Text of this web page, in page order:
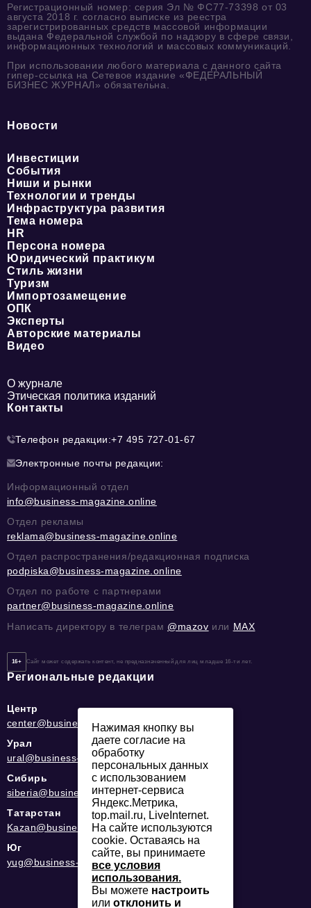
Регистрационный номер: серия Эл № ФС77-73398 от 03
августа 2018 г. согласно выписке из реестра
зарегистрированных средств массовой информации
выдана Федеральной службой по надзору в сфере связи,
информационных технологий и массовых коммуникаций.
При использовании любого материала с данного сайта
гипер-ссылка на Сетевое издание «ФЕДЕРАЛЬНЫЙ
БИЗНЕС ЖУРНАЛ» обязательна.
Новости
Инвестиции
События
Ниши и рынки
Технологии и тренды
Инфраструктура развития
Тема номера
HR
Персона номера
Юридический практикум
Стиль жизни
Туризм
Импортозамещение
ОПК
Эксперты
Авторские материалы
Видео
О журнале
Этическая политика изданий
Контакты
Телефон редакции:+7 495 727-01-67
Электронные почты редакции:
Информационный отдел
info@business-magazine.online
Отдел рекламы
reklama@business-magazine.online
Отдел распространения/редакционная подписка
podpiska@business-magazine.online
Отдел по работе с партнерами
partner@business-magazine.online
Написать директору в телеграм @mazov или MAX
16+ Сайт может содержать контент, не предназначенный для лиц младше 16-ти лет.
Региональные редакции
Центр
center@business-magazine.online
Урал
ural@business-magazine.online
Сибирь
siberia@business-magazine.online
Татарстан
Kazan@business-magazine.online
Юг
yug@business-magazine.online
Нажимая кнопку вы
даете согласие на
обработку
персональных данных
с использованием
интернет-сервиса
Яндекс.Метрика,
top.mail.ru, LiveInternet.
На сайте используются
cookie. Оставаясь на
сайте, вы принимаете
все условия
использования.
Вы можете настроить
или отклонить и